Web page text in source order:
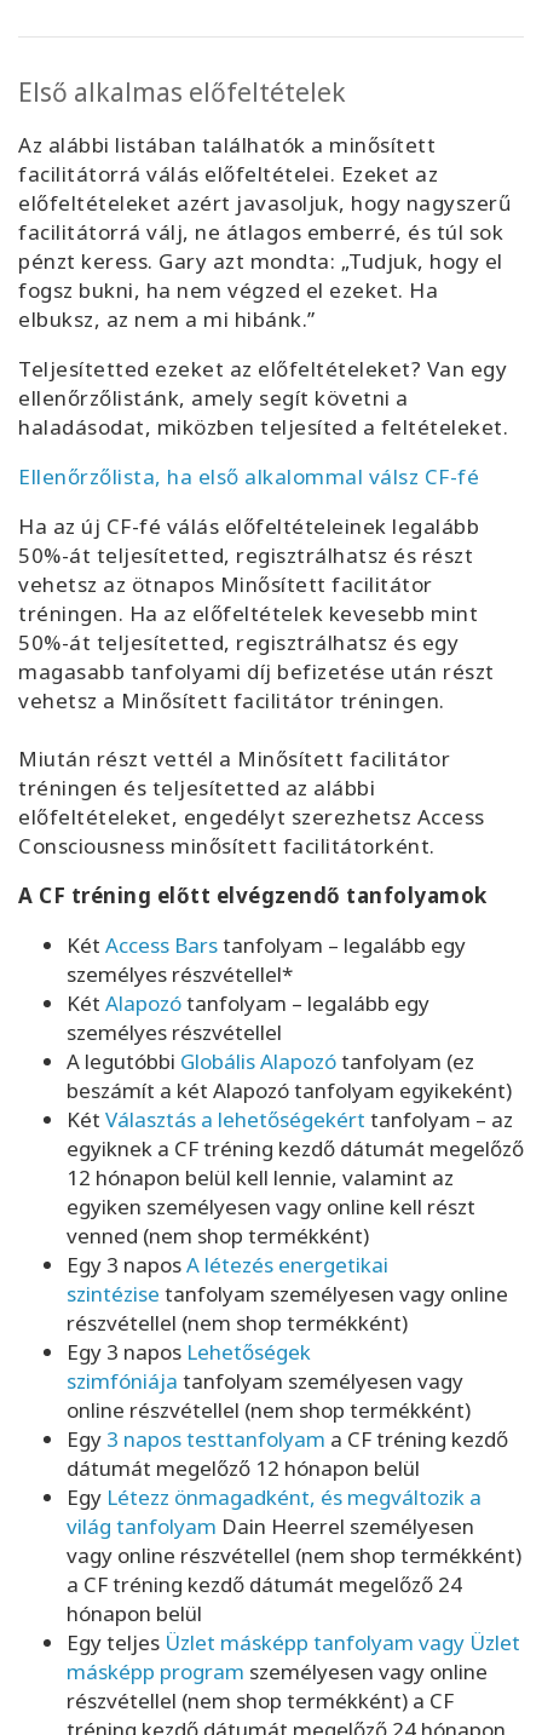
Első alkalmas előfeltételek
Az alábbi listában találhatók a minősített
facilitátorrá válás előfeltételei. Ezeket az
előfeltételeket azért javasoljuk, hogy nagyszerű
facilitátorrá válj, ne átlagos emberré, és túl sok
pénzt keress. Gary azt mondta: „Tudjuk, hogy el
fogsz bukni, ha nem végzed el ezeket. Ha
elbuksz, az nem a mi hibánk.”
Teljesítetted ezeket az előfeltételeket? Van egy
ellenőrzőlistánk, amely segít követni a
haladásodat, miközben teljesíted a feltételeket.
Ellenőrzőlista, ha első alkalommal válsz CF-fé
Ha az új CF-fé válás előfeltételeinek legalább
50%-át teljesítetted, regisztrálhatsz és részt
vehetsz az ötnapos Minősített facilitátor
tréningen. Ha az előfeltételek kevesebb mint
50%-át teljesítetted, regisztrálhatsz és egy
magasabb tanfolyami díj befizetése után részt
vehetsz a Minősített facilitátor tréningen.
Miután részt vettél a Minősített facilitátor
tréningen és teljesítetted az alábbi
előfeltételeket, engedélyt szerezhetsz Access
Consciousness minősített facilitátorként.
A CF tréning előtt elvégzendő tanfolyamok
Két Access Barstanfolyam – legalább egy
személyes részvétellel*
Két Alapozótanfolyam – legalább egy
személyes részvétellel
A legutóbbi Globális Alapozótanfolyam (ez
beszámít a két Alapozó tanfolyam egyikeként)
Két Választás a lehetőségekért tanfolyam – az
egyiknek a CF tréning kezdő dátumát megelőző
12 hónapon belül kell lennie, valamint az
egyiken személyesen vagy online kell részt
venned (nem shop termékként)
Egy 3 naposA létezés energetikai
szintézise tanfolyam személyesen vagy online
részvétellel (nem shop termékként)
Egy 3 napos Lehetőségek
szimfóniája tanfolyam személyesen vagy
online részvétellel (nem shop termékként)
Egy 3 napos testtanfolyam a CF tréning kezdő
dátumát megelőző 12 hónapon belül
Egy Létezz önmagadként, és megváltozik a
világ tanfolyam Dain Heerrel személyesen
vagy online részvétellel (nem shop termékként)
a CF tréning kezdő dátumát megelőző 24
hónapon belül
Egy teljes Üzlet másképp tanfolyam vagy Üzlet
másképp program személyesen vagy online
részvétellel (nem shop termékként) a CF